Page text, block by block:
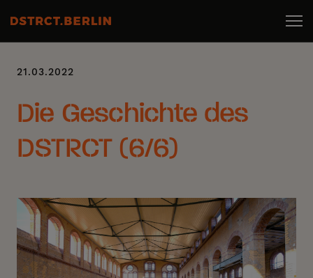
21.03.2022
Die Geschichte des
DSTRCT (6/6)